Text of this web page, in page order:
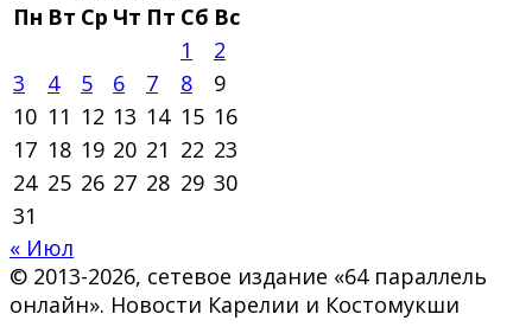
Пн Вт Ср Чт Пт Сб Вс
1
2
3
4 5 6 7 8
9
10 11 12 13 14 15 16
17 18 19 20 21 22 23
24 25 26 27 28 29 30
31
« Июл
© 2013-2026, сетевое издание «64 параллель
онлайн». Новости Карелии и Костомукши